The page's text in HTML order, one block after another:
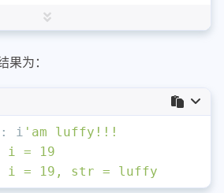
();
19
19 "luffy"
0;
果为：
: i 'am luffy!!!
i = 19
i = 19, str = luffy